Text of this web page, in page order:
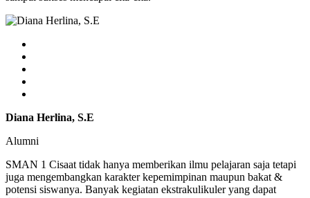
Diana Herlina, S.E
Alumni
SMAN 1 Cisaat tidak hanya memberikan ilmu pelajaran saja tetapi
juga mengembangkan karakter kepemimpinan maupun bakat &
potensi siswanya. Banyak kegiatan ekstrakulikuler yang dapat